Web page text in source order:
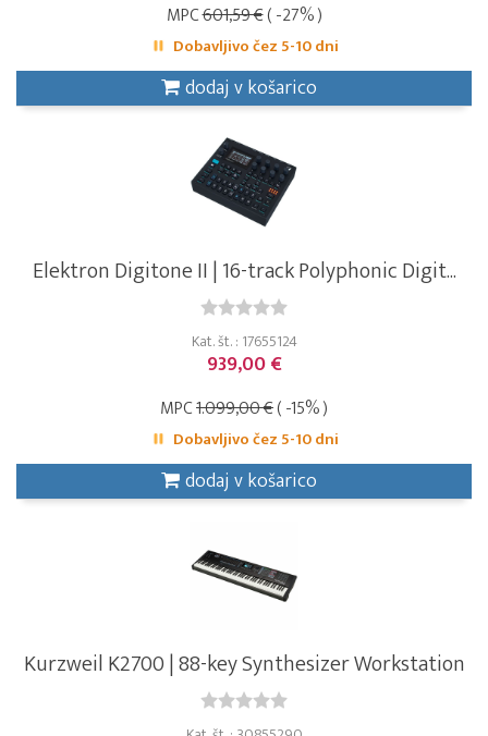
MPC601,59 €( -27% )
Dobavljivo čez 5-10 dni
dodaj v košarico
Elektron Digitone II | 16-track Polyphonic Digit...
Kat. št. : 17655124
939,00 €
MPC1.099,00 €( -15% )
Dobavljivo čez 5-10 dni
dodaj v košarico
Kurzweil K2700 | 88-key Synthesizer Workstation